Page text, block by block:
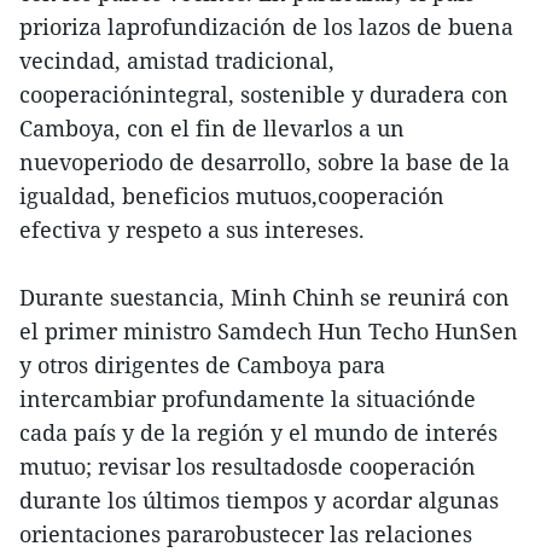
prioriza laprofundización de los lazos de buena
vecindad, amistad tradicional,
cooperaciónintegral, sostenible y duradera con
Camboya, con el fin de llevarlos a un
nuevoperiodo de desarrollo, sobre la base de la
igualdad, beneficios mutuos,cooperación
efectiva y respeto a sus intereses.
Durante suestancia, Minh Chinh se reunirá con
el primer ministro Samdech Hun Techo HunSen
y otros dirigentes de Camboya para
intercambiar profundamente la situaciónde
cada país y de la región y el mundo de interés
mutuo; revisar los resultadosde cooperación
durante los últimos tiempos y acordar algunas
orientaciones pararobustecer las relaciones